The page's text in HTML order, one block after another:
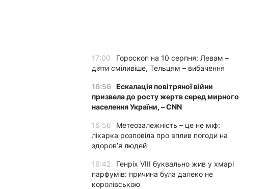
17:00
Гороскоп на 10 серпня: Левам –
діяти сміливіше, Тельцям – вибачення
16:56 Ескалація повітряної війни
призвела до росту жертв серед мирного
населення України, – CNN
16:56
Метеозалежність – це не міф:
лікарка розповіла про вплив погоди на
здоров’я людей
16:42
Генріх VIII буквально жив у хмарі
парфумів: причина була далеко не
королівською